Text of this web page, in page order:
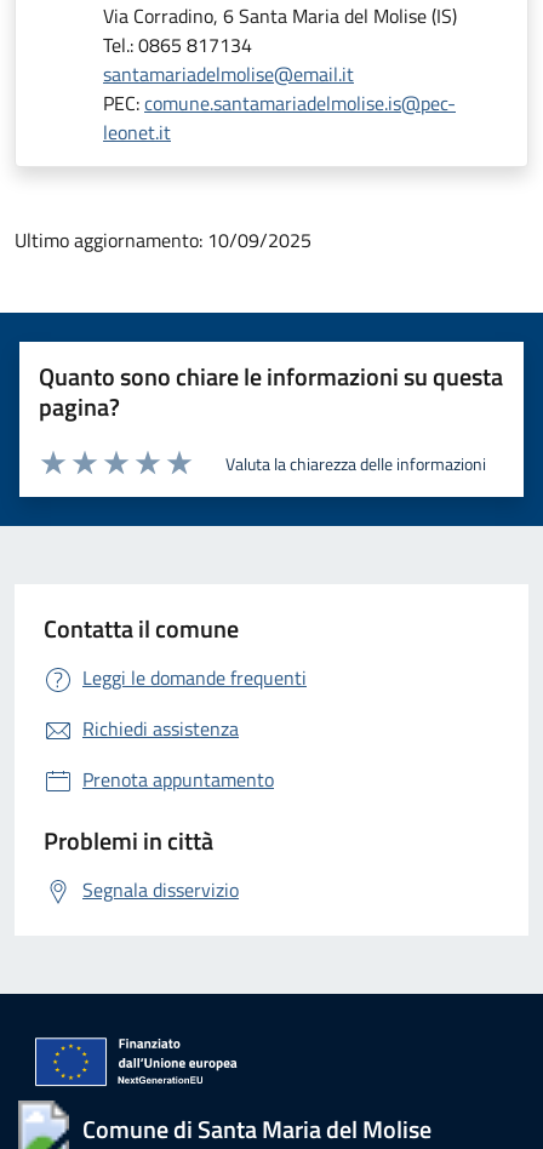
Via Corradino, 6 Santa Maria del Molise (IS)
Tel.: 0865 817134
santamariadelmolise@email.it
PEC:comune.santamariadelmolise.is@pec-
leonet.it
Ultimo aggiornamento: 10/09/2025
Quanto sono chiare le informazioni su questa
pagina?
Valuta la chiarezza delle informazioni
Valuta 5 stelle su 5
Valuta 4 stelle su 5
Valuta 3 stelle su 5
Valuta 2 stelle su 5
Valuta 1 stelle su 5
Contatta il comune
Leggi le domande frequenti
Richiedi assistenza
Prenota appuntamento
Problemi in città
Segnala disservizio
Comune di Santa Maria del Molise